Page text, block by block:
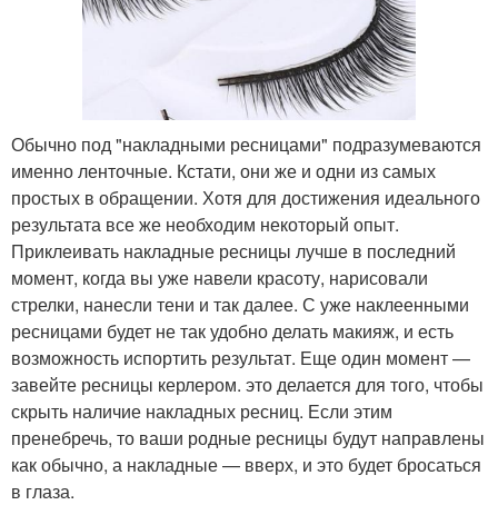
Обычно под "накладными ресницами" подразумеваются
именно ленточные. Кстати, они же и одни из самых
простых в обращении. Хотя для достижения идеального
результата все же необходим некоторый опыт.
Приклеивать накладные ресницы лучше в последний
момент, когда вы уже навели красоту, нарисовали
стрелки, нанесли тени и так далее. С уже наклеенными
ресницами будет не так удобно делать макияж, и есть
возможность испортить результат. Еще один момент —
завейте ресницы керлером. это делается для того, чтобы
скрыть наличие накладных ресниц. Если этим
пренебречь, то ваши родные ресницы будут направлены
как обычно, а накладные — вверх, и это будет бросаться
в глаза.